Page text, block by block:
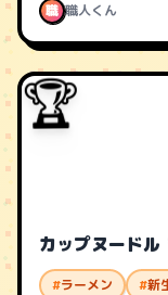
職 職人くん
🏆
カップヌード
#ラーメン #新